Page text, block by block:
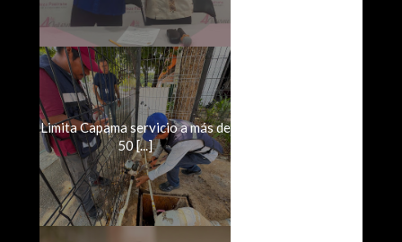
Limita Capama servicio a más de
50 [...]